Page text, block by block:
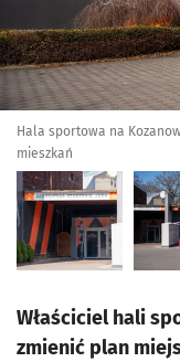
Hala sportowa na
mieszkań
Właściciel hali
zmienić plan